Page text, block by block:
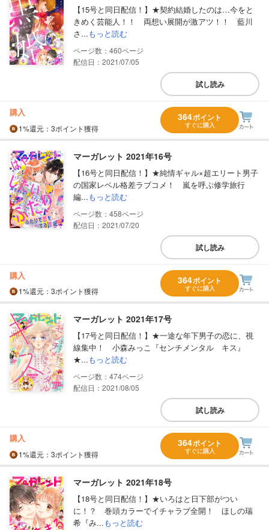
【15号と同日配信！】★契約結婚したのは…今をと
きめく芸能人！！ 両想い展開が激アツ！！ 藍川
さ...もっと読む
460
配信日：2021/07/05
試し読み
購入
1%還元 ：3ポイント獲得
364ポイント
すぐに購入
マーガレット 2021年16号
【16号と同日配信！】★純情ギャル×超エリート男子
の国家レベル格差ラブコメ！ 嵐を呼ぶ修学旅行
編...もっと読む
458
配信日：2021/07/20
試し読み
購入
1%還元 ：3ポイント獲得
364ポイント
すぐに購入
マーガレット 2021年17号
【17号と同日配信！】★一途な年下男子の恋に、視
線集中！ 小森みっこ『センチメンタル キス』
★...もっと読む
474
配信日：2021/08/05
試し読み
購入
1%還元 ：3ポイント獲得
364ポイント
すぐに購入
マーガレット 2021年18号
【18号と同日配信！】★いろはと日下部がつい
に！？ 巻頭カラーでイチャラブ全開！ ほしの瑞
希『み...もっと読む